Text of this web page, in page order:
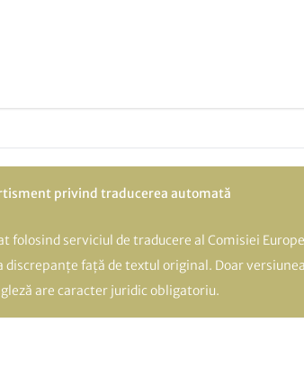
privind traducerea automată
folosind serviciul de traducere al Comisiei
față de textul original. Doar
are caracter juridic obligatoriu.